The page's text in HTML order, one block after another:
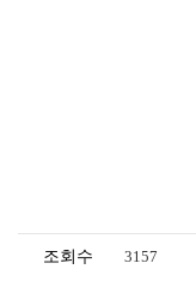
조회수 3157